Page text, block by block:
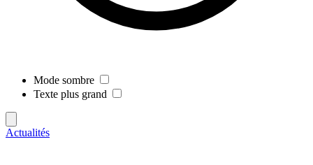
Mode sombre
Texte plus grand
Actualités